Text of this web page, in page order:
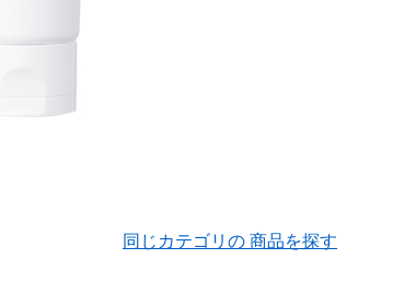
同じカテゴリの 商品を探す